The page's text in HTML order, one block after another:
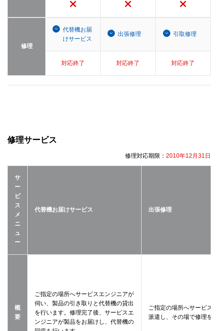
修理
代替機お届
けサービス
出張修理 引取修理
対応終了 対応終了 対応終了
修理サービス
修理対応期限： 2010年12月31日
サ
ー
ビ
ス
メ
ニ
ュ
ー
代替機お届けサービス 出張修理
概
要
ご指定の場所へサービスエンジニアが
伺い、製品の引き取りと代替機の貸出
を行います。修理完了後、サービスエ
ンジニアが製品をお届けし、代替機の
ご指定の場所へサービス
派遣し、その場で修理を